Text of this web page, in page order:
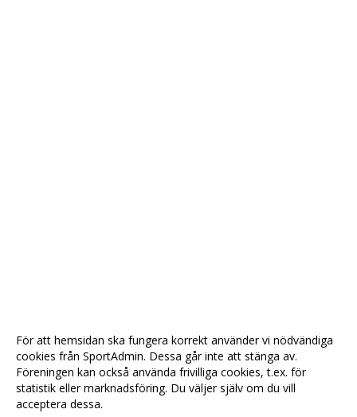
För att hemsidan ska fungera korrekt använder vi nödvändiga
cookies från SportAdmin. Dessa går inte att stänga av.
Föreningen kan också använda frivilliga cookies, t.ex. för
statistik eller marknadsföring. Du väljer själv om du vill
acceptera dessa.